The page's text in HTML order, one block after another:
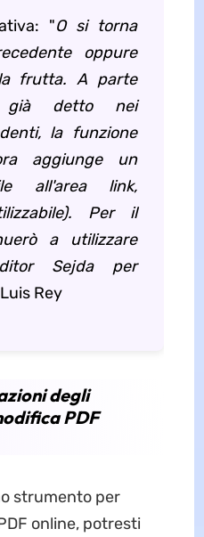
"O si torna
oppure
frutta. A parte
già detto nei
la funzione
aggiunge un
all'area link,
Per il
a utilizzare
Sejda per
Rey
degli
PDF
strumento per
online, potresti